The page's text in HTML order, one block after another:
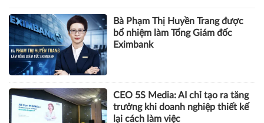
Bà Phạm Thị Huyền Trang được
bổ nhiệm làm Tổng Giám đốc
Eximbank
CEO 5S Media: AI chỉ tạo ra tăng
trưởng khi doanh nghiệp thiết kế
lại cách làm việc